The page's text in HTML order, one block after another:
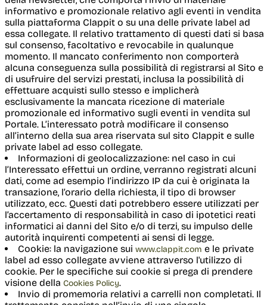
informativo e promozionale relativo agli eventi in vendita
sulla piattaforma Clappit o su una delle private label ad
essa collegate. Il relativo trattamento di questi dati si basa
sul consenso, facoltativo e revocabile in qualunque
momento. Il mancato conferimento non comporterà
alcuna conseguenza sulla possibilità di registrarsi al Sito e
di usufruire del servizi prestati, inclusa la possibilità di
effettuare acquisti sullo stesso e implicherà
esclusivamente la mancata ricezione di materiale
promozionale ed informativo sugli eventi in vendita sul
Portale. L’interessato potrà modificare il consenso
all’interno della sua area riservata sul sito Clappit e sulle
private label ad esso collegate.
Informazioni di geolocalizzazione: nel caso in cui
l’Interessato effettui un ordine, verranno registrati alcuni
dati, come ad esempio l’indirizzo IP da cui è originata la
transazione, l’orario della richiesta, il tipo di browser
utilizzato, ecc. Questi dati potrebbero essere utilizzati per
l’accertamento di responsabilità in caso di ipotetici reati
informatici ai danni del Sito e/o di terzi, su impulso delle
autorità inquirenti competenti ai sensi di legge.
Cookie: la navigazione sui www.clappit.com e le private
label ad esso collegate avviene attraverso l'utilizzo di
cookie. Per le specifiche sui cookie si prega di prendere
visione della Cookies Policy.
Invio di promemoria relativi a carrelli non completati. Il